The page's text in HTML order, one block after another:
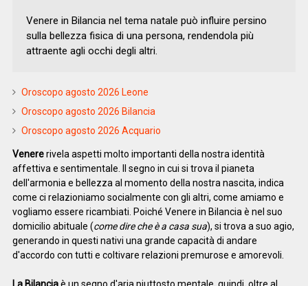
Venere in Bilancia nel tema natale può influire persino
sulla bellezza fisica di una persona, rendendola più
attraente agli occhi degli altri.
Oroscopo agosto 2026 Leone
Oroscopo agosto 2026 Bilancia
Oroscopo agosto 2026 Acquario
Venererivela aspetti molto importanti della nostra identità
affettiva e sentimentale. Il segno in cui si trova il pianeta
dell'armonia e bellezza al momento della nostra nascita, indica
come ci relazioniamo socialmente con gli altri, come amiamo e
vogliamo essere ricambiati. Poiché Venere in Bilancia è nel suo
domicilio abituale (come dire che è a casa sua), si trova a suo agio,
generando in questi nativi una grande capacità di andare
d'accordo con tutti e coltivare relazioni premurose e amorevoli.